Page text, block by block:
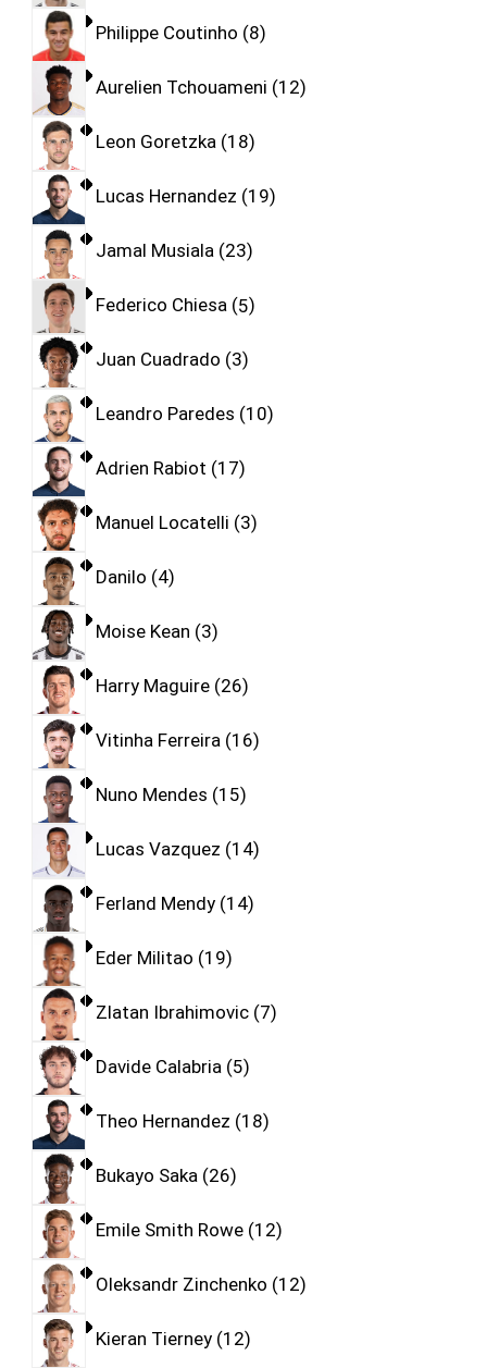
Philippe Coutinho 8
Aurelien Tchouameni 12
Leon Goretzka 18
Lucas Hernandez 19
Jamal Musiala 23
Federico Chiesa 5
Juan Cuadrado 3
Leandro Paredes 10
Adrien Rabiot 17
Manuel Locatelli 3
Danilo 4
Moise Kean 3
Harry Maguire 26
Vitinha Ferreira 16
Nuno Mendes 15
Lucas Vazquez 14
Ferland Mendy 14
Eder Militao 19
Zlatan Ibrahimovic 7
Davide Calabria 5
Theo Hernandez 18
Bukayo Saka 26
Emile Smith Rowe 12
Oleksandr Zinchenko 12
Kieran Tierney 12